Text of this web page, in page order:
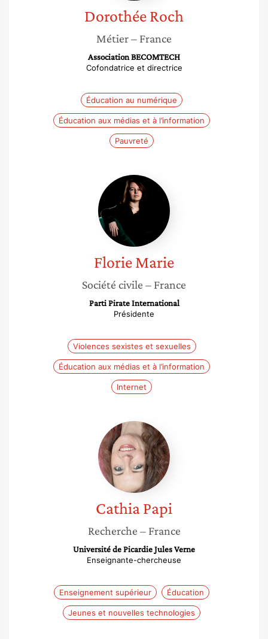
DorothéeRoch
Métier– France
Association BECOMTECH
Cofondatrice et directrice
Éducation au numérique
Éducation aux médias et à l’information
Pauvreté
Florie
Marie
FlorieMarie
Société civile – France
Parti Pirate International
Présidente
Violences sexistes et sexuelles
Éducation aux médias et à l’information
Internet
Cathia
Papi
CathiaPapi
Recherche – France
Université de Picardie Jules Verne
Enseignante-chercheuse
Enseignement supérieur Éducation
Jeunes et nouvelles technologies